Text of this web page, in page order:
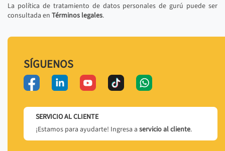
La política de tratamiento de datos personales de gurú puede ser
consultada en Términos legales.
SÍGUENOS
SERVICIO AL CLIENTE
¡Estamos para ayudarte! Ingresa a servicio al cliente.